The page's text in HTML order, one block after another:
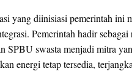
yang diinisiasi pemerintah ini
Pemerintah hadir
SPBU swasta menjadi mitra
energi tetap tersedia,